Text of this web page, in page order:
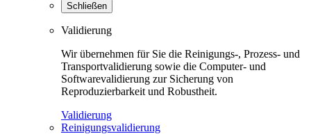
Schließen
Validierung
Wir übernehmen für Sie die Reinigungs-, Prozess- und
Transportvalidierung sowie die Computer- und
Softwarevalidierung zur Sicherung von
Reproduzierbarkeit und Robustheit.
Validierung
Reinigungsvalidierung